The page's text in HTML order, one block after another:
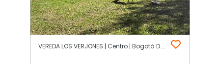
VEREDA LOS VERJONES | Centro | Bogotá D.C.